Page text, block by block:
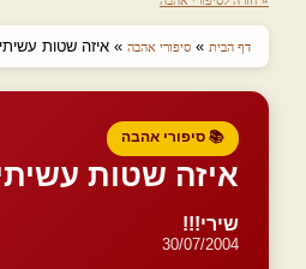
דף הבית » סיפורי אהבה » איזה שטות
📚 סיפורי אהבה
איזה שטות
שירי!!!
30/07/2004